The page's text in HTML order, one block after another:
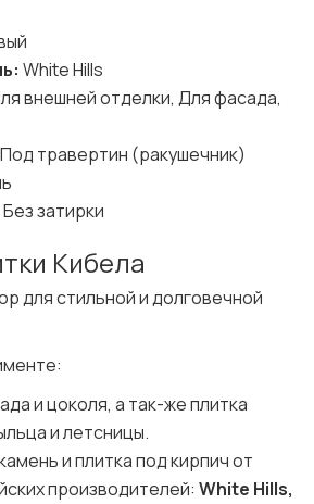
White Hills
внешней отделки, Для фасада,
Под травертин (ракушечник)
Без затирки
Кибела
для стильной и долговечной
и цоколя, а так-же плитка
и летсницы.
и плитка под кирпич от
производителей: White Hills,